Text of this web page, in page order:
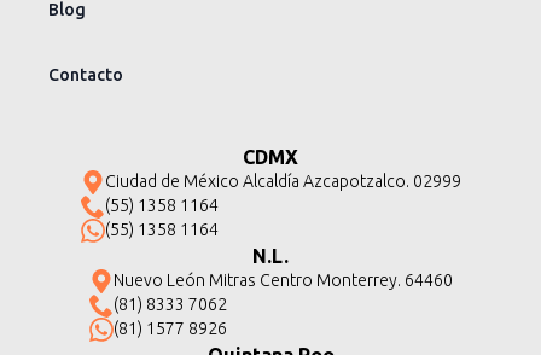
Blog
Contacto
CDMX
Ciudad de México Alcaldía Azcapotzalco. 02999
(55) 1358 1164
(55) 1358 1164
N.L.
Nuevo León Mitras Centro Monterrey. 64460
(81) 8333 7062
(81) 1577 8926